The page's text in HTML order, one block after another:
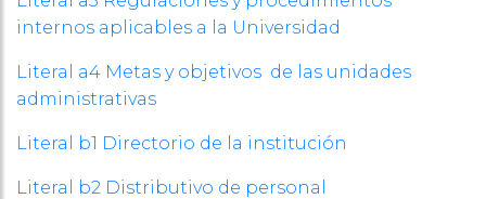
internos aplicables a la Universidad
Literal a4 Metas y objetivos de las unidades
administrativas
Literal b1 Directorio de la institución
Literal b2 Distributivo de personal